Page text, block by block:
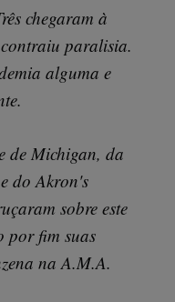
chegaram à
paralisia.
alguma e
de Michigan, da
do Akron's
sobre este
por fim suas
na A.M.A.